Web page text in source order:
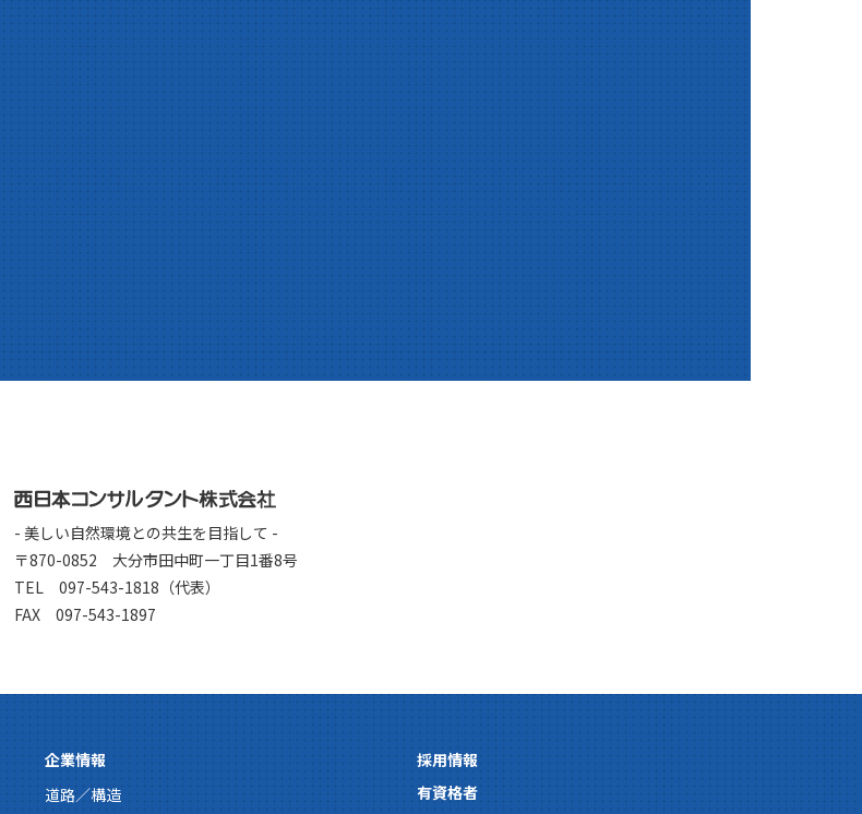
- 美しい自然環境との共生を目指して -
〒870-0852 大分市田中町一丁目1番8号
TEL 097-543-1818（代表）
FAX 097-543-1897
企業情報
道路／構造
採用情報
有資格者